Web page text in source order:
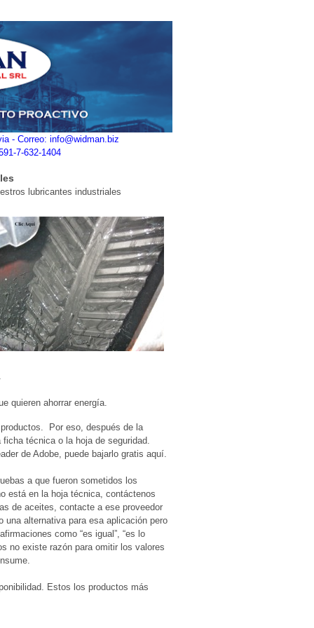
- Correo: info@widman.biz
7-632-1404
lubricantes industriales
quieren ahorrar energía.
Por eso, después de la
técnica o la hoja de seguridad.
de Adobe, puede bajarlo gratis aquí.
a que fueron sometidos los
está en la hoja técnica, contáctenos
de aceites, contacte a ese proveedor
una alternativa para esa aplicación pero
como “es igual”, “es lo
no existe razón para omitir los valores
Estos los productos más